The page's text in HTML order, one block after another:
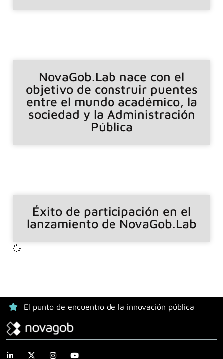
NovaGob.Lab nace con el
objetivo de construir puentes
entre el mundo académico, la
sociedad y la Administración
Pública
Éxito de participación en el
lanzamiento de NovaGob.Lab
El punto de encuentro de la innovación pública